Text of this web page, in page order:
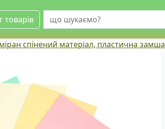
товарів
спінений матеріал, пластична замша